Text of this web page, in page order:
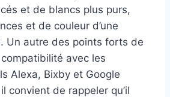
et de blancs plus purs,
et de couleur d’une
Un autre des points forts de
avec les
Alexa, Bixby et Google
convient de rappeler qu’il